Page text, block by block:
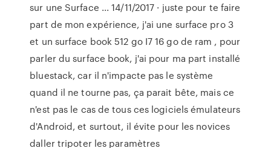
sur une Surface ... 14/11/2017 · juste pour te faire
part de mon expérience, j'ai une surface pro 3
et un surface book 512 go I7 16 go de ram , pour
parler du surface book, j'ai pour ma part installé
bluestack, car il n'impacte pas le système
quand il ne tourne pas, ça parait bête, mais ce
n'est pas le cas de tous ces logiciels émulateurs
d'Android, et surtout, il évite pour les novices
daller tripoter les paramètres